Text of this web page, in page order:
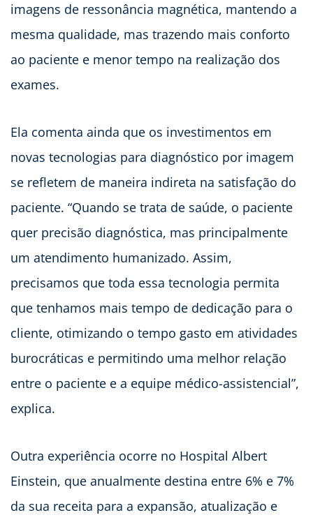
imagens de ressonância magnética, mantendo a
mesma qualidade, mas trazendo mais conforto
ao paciente e menor tempo na realização dos
exames.
Ela comenta ainda que os investimentos em
novas tecnologias para diagnóstico por imagem
se refletem de maneira indireta na satisfação do
paciente. “Quando se trata de saúde, o paciente
quer precisão diagnóstica, mas principalmente
um atendimento humanizado. Assim,
precisamos que toda essa tecnologia permita
que tenhamos mais tempo de dedicação para o
cliente, otimizando o tempo gasto em atividades
burocráticas e permitindo uma melhor relação
entre o paciente e a equipe médico-assistencial”,
explica.
Outra experiência ocorre no Hospital Albert
Einstein, que anualmente destina entre 6% e 7%
da sua receita para a expansão, atualização e